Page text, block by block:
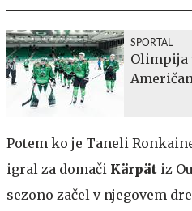
SPORTAL
Olimpija
Potem ko je Taneli
igral za domači Kärpät iz
sezono začel v njegovem